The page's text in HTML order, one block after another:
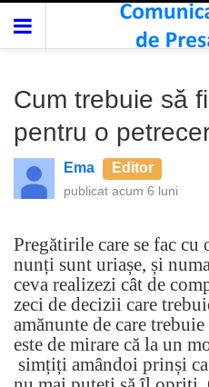
Cum trebuie să
pentru o
Ema Editor
publicat acum 6 luni
Pregătirile care se fac
nunți sunt uriașe, și
ceva realizezi cât de
zeci de decizii care
amănunte de care
este de mirare că la un
simțiți amândoi prinși